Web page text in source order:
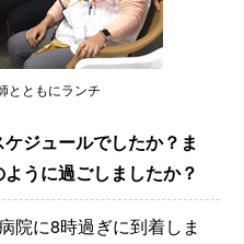
とともにランチ
ジュールでしたか？ま
うに過ごしましたか？
院に8時過ぎに到着しま